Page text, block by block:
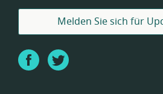
Melden Sie sich für
FacebookTwitter